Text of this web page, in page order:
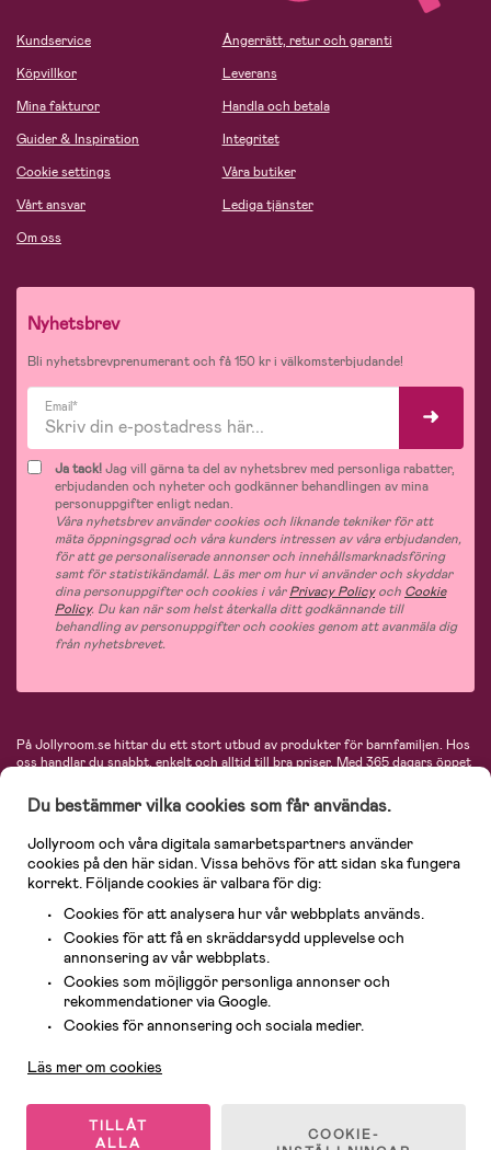
Kundservice
Köpvillkor
Mina fakturor
Guider & Inspiration
Cookie settings
Vårt ansvar
Om oss
Ångerrätt, retur och garanti
Leverans
Handla och betala
Integritet
Våra butiker
Lediga tjänster
Nyhetsbrev
Bli nyhetsbrevprenumerant och få 150 kr i välkomsterbjudande!
Email*
Ja tack!Jag vill gärna ta del av nyhetsbrev med personliga rabatter,
erbjudanden och nyheter och godkänner behandlingen av mina
personuppgifter enligt nedan.
Våra nyhetsbrev använder cookies och liknande tekniker för att
mäta öppningsgrad och våra kunders intressen av våra erbjudanden,
för att ge personaliserade annonser och innehållsmarknadsföring
samt för statistikändamål. Läs mer om hur vi använder och skyddar
dina personuppgifter och cookies i vårPrivacy Policyoch Cookie
Policy. Du kan när som helst återkalla ditt godkännande till
behandling av personuppgifter och cookies genom att avanmäla dig
från nyhetsbrevet.
På Jollyroom.se hittar du ett stort utbud av produkter för barnfamiljen. Hos
oss handlar du snabbt, enkelt och alltid till bra priser.Med 365 dagars öppet
hos oss. I vårt sortiment hittar du barnvagnar, bilstolar, kläder för barn och
baby, produkter för mamman, massor av inspirerande inredning, leksaker,
babyprodukter och mycket mer. Vi erbjuder produkter från välkända
varumärken så som Britax, Maxi-Cosi, Baby Jogger, BabyBjörn, Didriksons,
KidKraft, Ergobaby, Philips Avent, Neonate, Cybex, LEGO och många fler.
Välkommen in och kika runt i Nordens största barn- och babybutik på nätet!
© 2026 Jollyroom AB. Alla rättigheter reserverade.
Du bestämmer vilka cookies som får användas.
Jollyroom och våra digitala samarbetspartners använder
cookies på den här sidan. Vissa behövs för att sidan ska fungera
korrekt. Följande cookies är valbara för dig:
Cookies för att analysera hur vår webbplats används.
Cookies för att få en skräddarsydd upplevelse och
annonsering av vår webbplats.
Cookies som möjliggör personliga annonser och
rekommendationer via Google.
Cookies för annonsering och sociala medier.
Läs mer om cookies
TILLÅT
ALLA
COOKIE-